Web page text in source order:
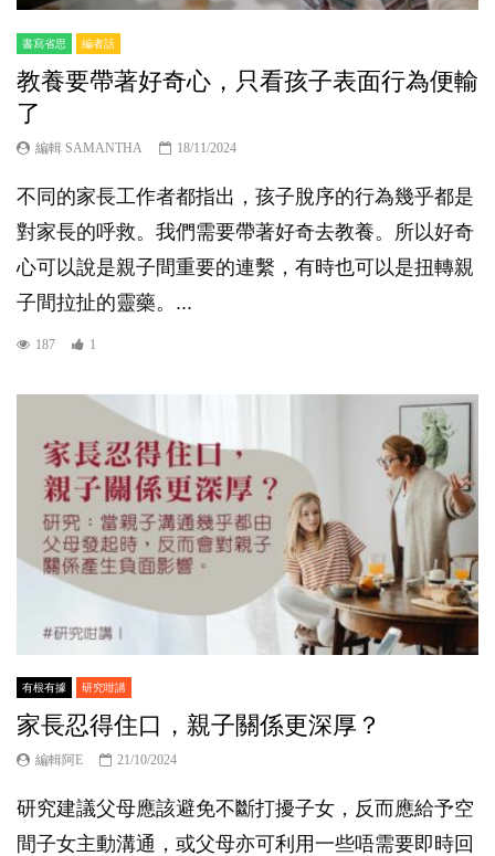
書寫省思 編者話
教養要帶著好奇心，只看孩子表面行為便輸
了
編輯 SAMANTHA 18/11/2024
不同的家長工作者都指出，孩子脫序的行為幾乎都是
對家長的呼救。我們需要帶著好奇去教養。所以好奇
心可以說是親子間重要的連繫，有時也可以是扭轉親
子間拉扯的靈藥。...
187 1
有根有據 研究咁講
家長忍得住口，親子關係更深厚？
編輯阿E 21/10/2024
研究建議父母應該避免不斷打擾子女，反而應給予空
間子女主動溝通，或父母亦可利用一些唔需要即時回